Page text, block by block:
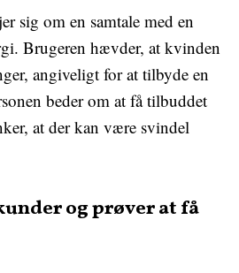
sig om en samtale med en
Brugeren hævder, at kvinden
angiveligt for at tilbyde en
beder om at få tilbuddet
at der kan være svindel
og prøver at få